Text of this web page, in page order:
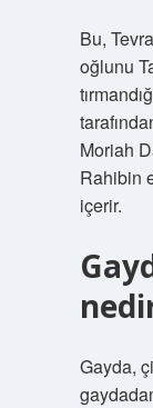
Bu,
oğlunu
Moriah
Rahibin
içerir.
Gayda,